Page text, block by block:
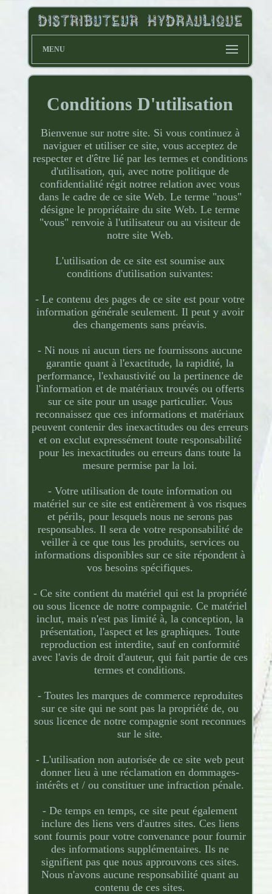
MENU
Conditions D'utilisation
Bienvenue sur notre site. Si vous continuez à
naviguer et utiliser ce site, vous acceptez de
respecter et d'être lié par les termes et conditions
d'utilisation, qui, avec notre politique de
confidentialité régit notree relation avec vous
dans le cadre de ce site Web. Le terme "nous"
désigne le propriétaire du site Web. Le terme
"vous" renvoie à l'utilisateur ou au visiteur de
notre site Web.
L'utilisation de ce site est soumise aux
conditions d'utilisation suivantes:
- Le contenu des pages de ce site est pour votre
information générale seulement. Il peut y avoir
des changements sans préavis.
- Ni nous ni aucun tiers ne fournissons aucune
garantie quant à l'exactitude, la rapidité, la
performance, l'exhaustivité ou la pertinence de
l'information et de matériaux trouvés ou offerts
sur ce site pour un usage particulier. Vous
reconnaissez que ces informations et matériaux
peuvent contenir des inexactitudes ou des erreurs
et on exclut expressément toute responsabilité
pour les inexactitudes ou erreurs dans toute la
mesure permise par la loi.
- Votre utilisation de toute information ou
matériel sur ce site est entièrement à vos risques
et périls, pour lesquels nous ne serons pas
responsables. Il sera de votre responsabilité de
veiller à ce que tous les produits, services ou
informations disponibles sur ce site répondent à
vos besoins spécifiques.
- Ce site contient du matériel qui est la propriété
ou sous licence de notre compagnie. Ce matériel
inclut, mais n'est pas limité à, la conception, la
présentation, l'aspect et les graphiques. Toute
reproduction est interdite, sauf en conformité
avec l'avis de droit d'auteur, qui fait partie de ces
termes et conditions.
- Toutes les marques de commerce reproduites
sur ce site qui ne sont pas la propriété de, ou
sous licence de notre compagnie sont reconnues
sur le site.
- L'utilisation non autorisée de ce site web peut
donner lieu à une réclamation en dommages-
intérêts et / ou constituer une infraction pénale.
- De temps en temps, ce site peut également
inclure des liens vers d'autres sites. Ces liens
sont fournis pour votre convenance pour fournir
des informations supplémentaires. Ils ne
signifient pas que nous approuvons ces sites.
Nous n'avons aucune responsabilité quant au
contenu de ces sites.